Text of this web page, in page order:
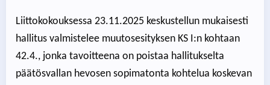
Liittokokouksessa 23.11.2025 keskustellun mukaisesti
hallitus valmistelee muutosesityksen KS I:n kohtaan
42.4., jonka tavoitteena on poistaa hallitukselta
päätösvallan hevosen sopimatonta kohtelua koskevan